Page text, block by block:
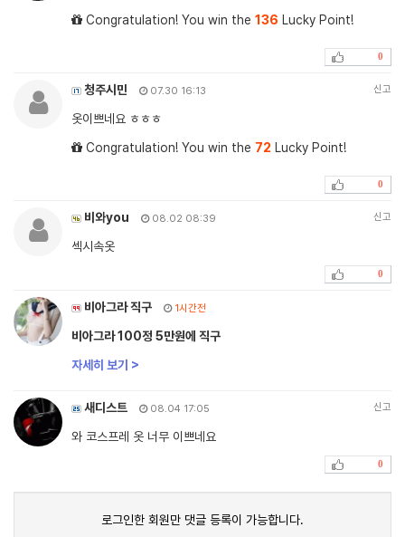
Congratulation! You win the 136 Lucky Point!
0
청주시민 07.30 16:13 신고
옷이쁘네요 ㅎㅎㅎ
Congratulation! You win the 72 Lucky Point!
0
비와you 08.02 08:39 신고
섹시속옷
0
비아그라 직구 1시간전
비아그라 100정 5만원에 직구
자세히 보기 >
새디스트 08.04 17:05 신고
와 코스프레 옷 너무 이쁘네요
0
로그인한 회원만 댓글 등록이 가능합니다.